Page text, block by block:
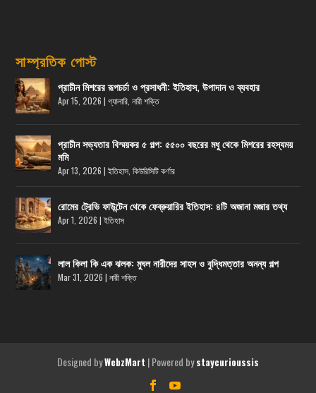
সাম্প্রতিক পোস্ট
প্রাচীন মিশরের রূপচর্চা ও প্রসাধনী: ইতিহাস, উপাদান ও ব্যবহার
Apr 15, 2026 |গ্যালারি ,নারী শক্তি
প্রাচীন সভ্যতার বিস্ময়কর ৫ গল্প: ৫৫০০ বছরের মধু থেকে মিশরের রহস্যময়
মমি
Apr 13, 2026 |ইতিহাস ,কিউরিসিটি কর্ণার
রোমের ট্রেভি ফাউন্টেন থেকে ফেব্রুয়ারির ইতিহাস: ৪টি অজানা মজার তথ্য
Apr 1, 2026 |ইতিহাস
লাল কিলা কি এক ঝলক: মুঘল নারীদের সাহস ও বুদ্ধিমত্তার অনন্য গল্প
Mar 31, 2026 |নারী শক্তি
Designed byWebzMart | Powered bystaycurioussis